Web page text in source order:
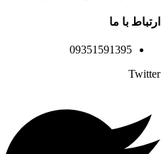
ارتباط با ما
09351591395
Twitter